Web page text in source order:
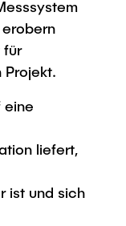
für
Projekt.
eine
liefert,
ist und sich